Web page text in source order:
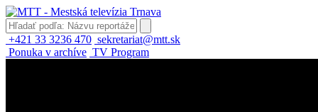
+421 33 3236 470 sekretariat@mtt.sk
Ponuka v archíve TV Program